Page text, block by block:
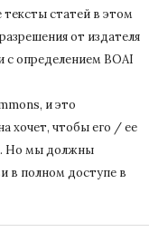
тексты статей в этом
от издателя
с определением BOAI
и это
хочет, чтобы его / ее
Но мы должны
в полном доступе в